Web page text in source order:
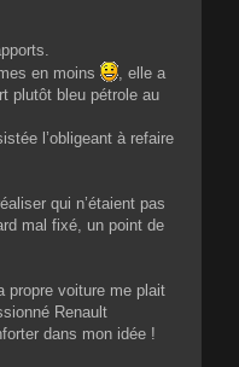
en moins
, elle a
plutôt bleu pétrole au
l’obligeant à refaire
qui n’étaient pas
mal fixé, un point de
propre voiture me plait
Renault
dans mon idée !